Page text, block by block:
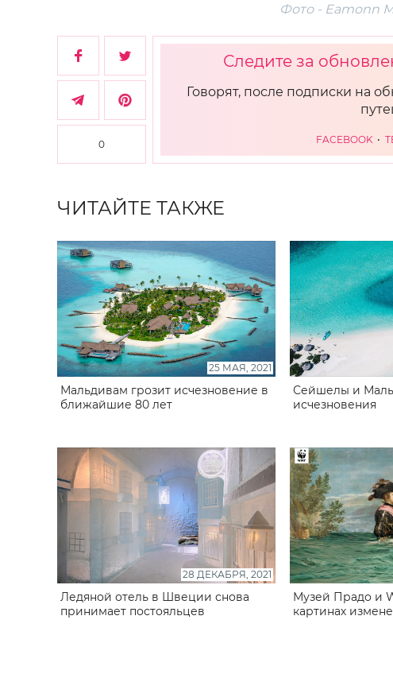
Фото - Eamonn
0
Следите за
Говорят, после подписки на
FACEBOOK
ЧИТАЙТЕ ТАКЖЕ
25 МАЯ, 2021
Мальдивам грозит исчезновение в
ближайшие 80 лет
Сейшелы и
исчезновения
28 ДЕКАБРЯ, 2021
Ледяной отель в Швеции снова
принимает постояльцев
Музей Прадо и
картинах